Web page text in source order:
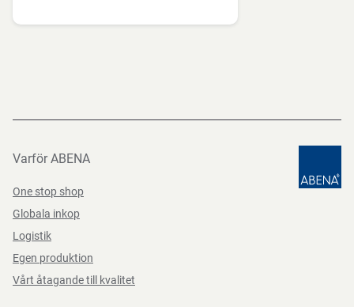
Direktiv, förordningar och lagstiftning
Varför ABENA
One stop shop
Globala inkop
Logistik
Egen produktion
Vårt åtagande till kvalitet